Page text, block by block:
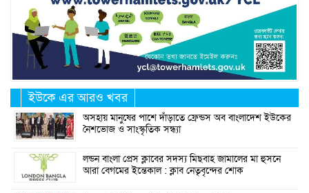
ইউকে এর আরও খবর
অসহায় মানুষের পাশে দাঁড়াতে ফ্রেন্ডস অব বাংলাদেশ ইউকের
নৈশভোজ ও সাংস্কৃতিক সন্ধ্যা
লন্ডন বাংলা প্রেস ক্লাবের সদস্য মিছবাহ জামালের মা হুসনে
আরা বেগমের ইন্তেকাল : ক্লাব নেতৃবৃন্দের শোক